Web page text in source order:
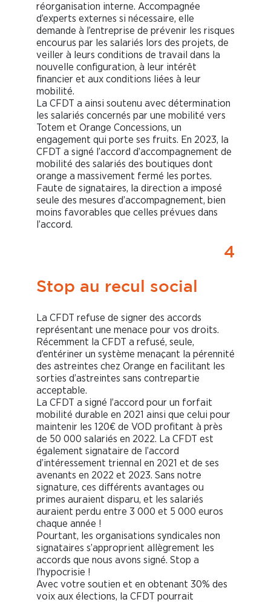
réorganisation interne. Accompagnée
d’experts externes si nécessaire, elle
demande à l’entreprise de prévenir les risques
encourus par les salariés lors des projets, de
veiller à leurs conditions de travail dans la
nouvelle configuration, à leur intérêt
financier et aux conditions liées à leur
mobilité.
La CFDT a ainsi soutenu avec détermination
les salariés concernés par une mobilité vers
Totem et Orange Concessions, un
engagement qui porte ses fruits. En 2023, la
CFDT a signé l’accord d’accompagnement de
mobilité des salariés des boutiques dont
orange a massivement fermé les portes.
Faute de signataires, la direction a imposé
seule des mesures d’accompagnement, bien
moins favorables que celles prévues dans
l’accord.
4
Stop au recul social
La CFDT refuse de signer des accords
représentant une menace pour vos droits.
Récemment la CFDT a refusé, seule,
d’entériner un système menaçant la pérennité
des astreintes chez Orange en facilitant les
sorties d’astreintes sans contrepartie
acceptable.
La CFDT a signé l’accord pour un forfait
mobilité durable en 2021 ainsi que celui pour
maintenir les 120€ de VOD profitant à près
de 50 000 salariés en 2022. La CFDT est
également signataire de l’accord
d’intéressement triennal en 2021 et de ses
avenants en 2022 et 2023. Sans notre
signature, ces différents avantages ou
primes auraient disparu, et les salariés
auraient perdu entre 3 000 et 5 000 euros
chaque année !
Pourtant, les organisations syndicales non
signataires s’approprient allègrement les
accords que nous avons signé. Stop a
l’hypocrisie !
Avec votre soutien et en obtenant 30% des
voix aux élections, la CFDT pourrait